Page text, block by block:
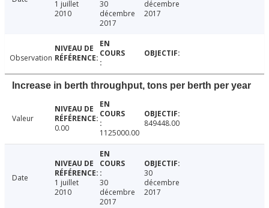
1 juillet
2010
30
décembre
2017
décembre
2017
Observation
Increase in berth throughput, tons per berth per year
Valeur
0.00
1125000.00
849448.00
Date
1 juillet
2010
30
décembre
2017
30
décembre
2017